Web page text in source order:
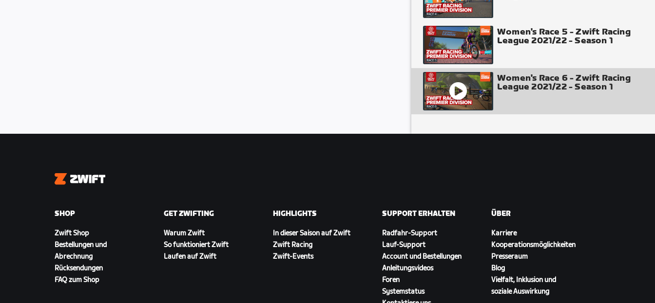
Sprint Arch
Women's Race 5 - Zwift Racing
League 2021/22 - Season 1
Women's Race 6 - Zwift Racing
League 2021/22 - Season 1
Zwift
SHOP
Zwift Shop
Bestellungen und
Abrechnung
Rücksendungen
FAQ zum Shop
GET ZWIFTING
Warum Zwift
So funktioniert Zwift
Laufen auf Zwift
HIGHLIGHTS
In dieser Saison auf Zwift
Zwift Racing
Zwift-Events
SUPPORT ERHALTEN
Radfahr-Support
Lauf-Support
Account und Bestellungen
Anleitungsvideos
Foren
Systemstatus
ÜBER
Karriere
Kooperationsmöglichkeiten
Presseraum
Blog
Vielfalt, Inklusion und
soziale Auswirkung